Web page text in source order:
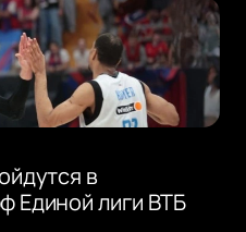
в
Единой лиги ВТБ